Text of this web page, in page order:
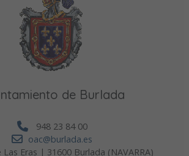
de Burlada
948 23 84 00
oac@burlada.es
Las Eras | 31600 Burlada (NAVARRA)